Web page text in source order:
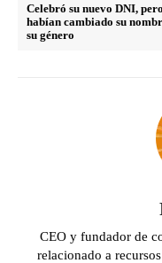
Celebró su nuevo DNI,
habían cambiado su
su género
CEO y fundador de
relacionado a